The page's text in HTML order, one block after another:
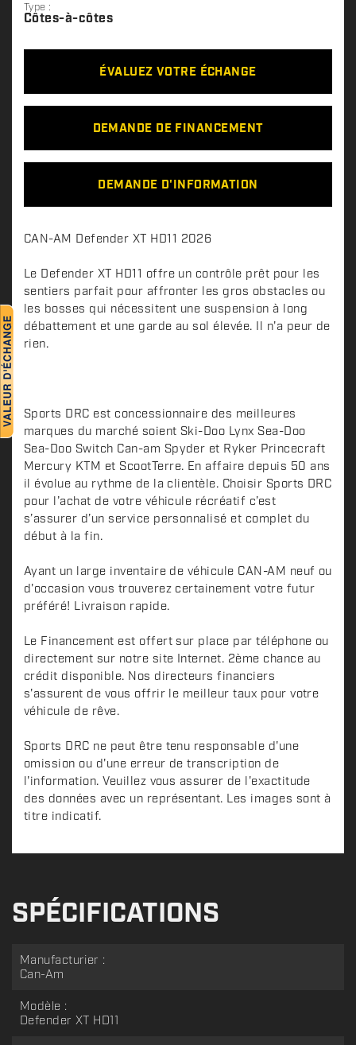
Type :
Côtes-à-côtes
ÉVALUEZ VOTRE ÉCHANGE
DEMANDE DE FINANCEMENT
DEMANDE D'INFORMATION
D
s
c
r
i
p
o
n
CAN-AM Defender XT HD11 2026
Le Defender XT HD11 offre un contrôle prêt pour les
sentiers parfait pour affronter les gros obstacles ou
les bosses qui nécessitent une suspension à long
débattement et une garde au sol élevée. Il n'a peur de
rien.
Sports DRC est concessionnaire des meilleures
marques du marché soient Ski-Doo Lynx Sea-Doo
Sea-Doo Switch Can-am Spyder et Ryker Princecraft
Mercury KTM et ScootTerre. En affaire depuis 50 ans
il évolue au rythme de la clientèle. Choisir Sports DRC
pour l’achat de votre véhicule récréatif c’est
s’assurer d’un service personnalisé et complet du
début à la fin.
Ayant un large inventaire de véhicule CAN-AM neuf ou
d'occasion vous trouverez certainement votre futur
préféré! Livraison rapide.
Le Financement est offert sur place par téléphone ou
directement sur notre site Internet. 2ème chance au
crédit disponible. Nos directeurs financiers
s'assurent de vous offrir le meilleur taux pour votre
véhicule de rêve.
Sports DRC ne peut être tenu responsable d'une
omission ou d'une erreur de transcription de
l'information. Veuillez vous assurer de l'exactitude
des données avec un représentant. Les images sont à
titre indicatif.
SPÉCIFICATIONS
Manufacturier :
Can-Am
Modèle :
Defender XT HD11